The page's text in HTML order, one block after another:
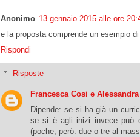
Anonimo 13 gennaio 2015 alle ore
e la proposta comprende un esempio
Rispondi
Risposte
Francesca Cosi e
Dipende: se si ha già un
se si è agli inizi invece può
(poche, però: due o tre al